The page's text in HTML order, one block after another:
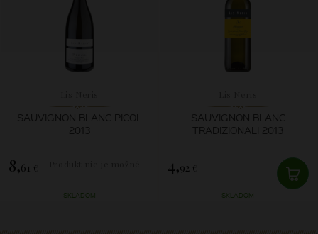
SAUVIGNON BLANC PICOL
2013
8,61 €
SKLADOM
SAUVIGNON BLANC
TRADIZIONALI 2013
4,92 €
SKLADOM